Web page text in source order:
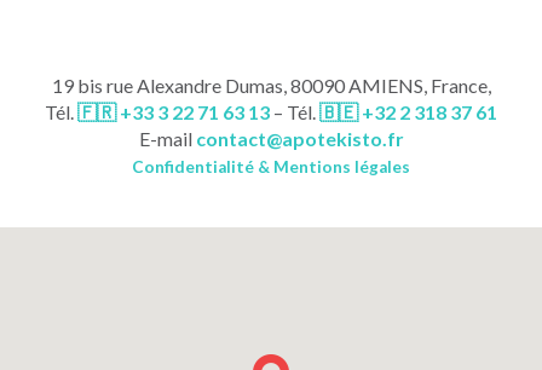
19 bis rue Alexandre Dumas, 80090 AMIENS, France,
Tél.🇫🇷 +33 3 22 71 63 13 – Tél.🇧🇪 +32 2 318 37 61
E-mail contact@apotekisto.fr
Confidentialité & Mentions légales